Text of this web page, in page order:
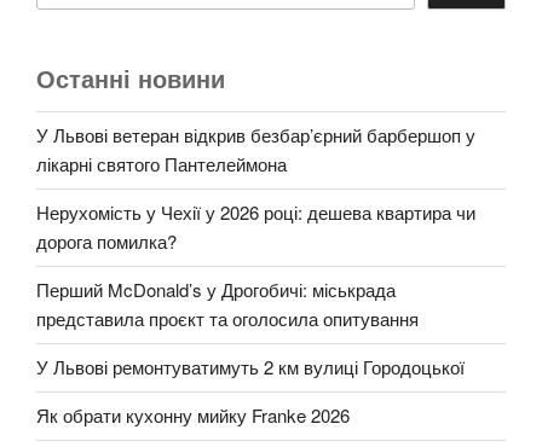
Останні новини
У Львові ветеран відкрив безбар’єрний барбершоп у
лікарні святого Пантелеймона
Нерухомість у Чехії у 2026 році: дешева квартира чи
дорога помилка?
Перший McDonald’s у Дрогобичі: міськрада
представила проєкт та оголосила опитування
У Львові ремонтуватимуть 2 км вулиці Городоцької
Як обрати кухонну мийку Franke 2026